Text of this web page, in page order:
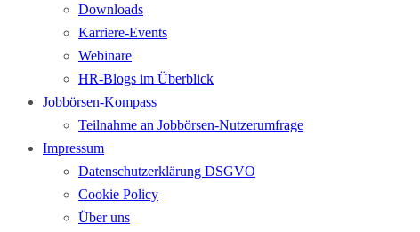
Downloads
Karriere-Events
Webinare
HR-Blogs im Überblick
Jobbörsen-Kompass
Teilnahme an Jobbörsen-Nutzerumfrage
Impressum
Datenschutzerklärung DSGVO
Cookie Policy
Über uns